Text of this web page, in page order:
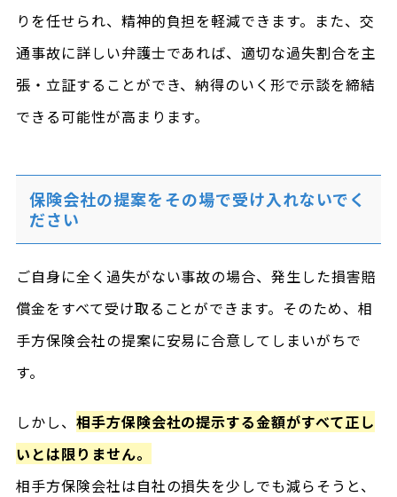
りを任せられ、精神的負担を軽減できます。また、交
通事故に詳しい弁護士であれば、適切な過失割合を主
張・立証することができ、納得のいく形で示談を締結
できる可能性が高まります。
保険会社の提案をその場で受け入れないでく
ださい
ご自身に全く過失がない事故の場合、発生した損害賠
償金をすべて受け取ることができます。そのため、相
手方保険会社の提案に安易に合意してしまいがちで
す。
しかし、 相手方保険会社の提示する金額がすべて正し
いとは限りません。
相手方保険会社は自社の損失を少しでも減らそうと、